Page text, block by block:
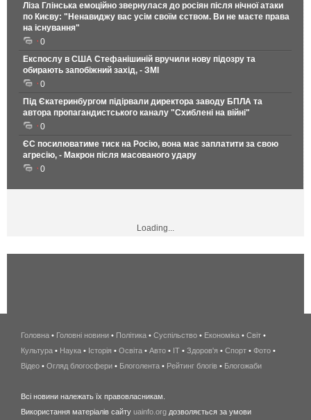
Ліза Глінська емоційно звернулася до росіян після нічної атаки
по Києву: "Ненавиджу вас усім своїм єством. Ви не маєте права
на існування"
0
Експослу в США Стефанішиній вручили нову підозру та
обирають запобіжний захід, - ЗМІ
0
Під Єкатеринбургом підірвали директора заводу БПЛА та
автора пропагандистського каналу "Схиблені на війні"
0
ЄС посилюватиме тиск на Росію, вона має заплатити за свою
агресію, - Макрон після масованого удару
0
Loading...
беспроводной
интернет
киев
wimax
Головна • Головні новини • Політика • Суспільство • Економіка • Світ •
Культура • Наука • Історія • Освіта • Авто • IT • Здоров'я • Спорт • Фото •
Відео • Огляд блогосфери • Блоголента • Рейтинг блогів • Блогожаби
Всі новини належать їх правовласникам.
Використання матеріалів сайту uainfo.org дозволяється за умови